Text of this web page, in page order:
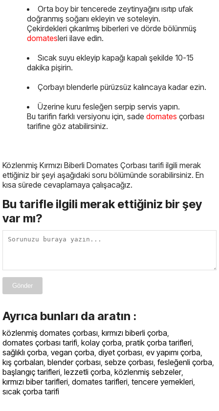
Orta boy bir tencerede zeytinyağını ısıtıp ufak
doğranmış soğanı ekleyin ve soteleyin.
Çekirdekleri çıkarılmış biberleri ve dörde bölünmüş
domatesleri ilave edin.
Sıcak suyu ekleyip kapağı kapalı şekilde 10-15
dakika pişirin.
Çorbayı blenderle pürüzsüz kalıncaya kadar ezin.
Üzerine kuru fesleğen serpip servis yapın.
Bu tarifin farklı versiyonu için, sade domates çorbası
tarifine göz atabilirsiniz.
Közlenmiş Kırmızı Biberli Domates Çorbası tarifi ilgili merak
ettiğiniz bir şeyi aşağıdaki soru bölümünde sorabilirsiniz. En
kısa sürede cevaplamaya çalışacağız.
Bu tarifle ilgili merak ettiğiniz bir şey
var mı?
Gönder
Ayrıca bunları da aratın :
közlenmiş domates çorbası, kırmızı biberli çorba,
domates çorbası tarifi, kolay çorba, pratik çorba tarifleri,
sağlıklı çorba, vegan çorba, diyet çorbası, ev yapımı çorba,
kış çorbaları, blender çorbası, sebze çorbası, fesleğenli çorba,
başlangıç tarifleri, lezzetli çorba, közlenmiş sebzeler,
kırmızı biber tarifleri, domates tarifleri, tencere yemekleri,
sıcak çorba tarifi